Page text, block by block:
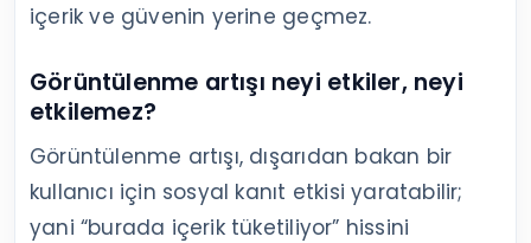
içerik ve güvenin yerine geçmez.
Görüntülenme artışı neyi etkiler, neyi
etkilemez?
Görüntülenme artışı, dışarıdan bakan bir
kullanıcı için sosyal kanıt etkisi yaratabilir;
yani “burada içerik tüketiliyor” hissini